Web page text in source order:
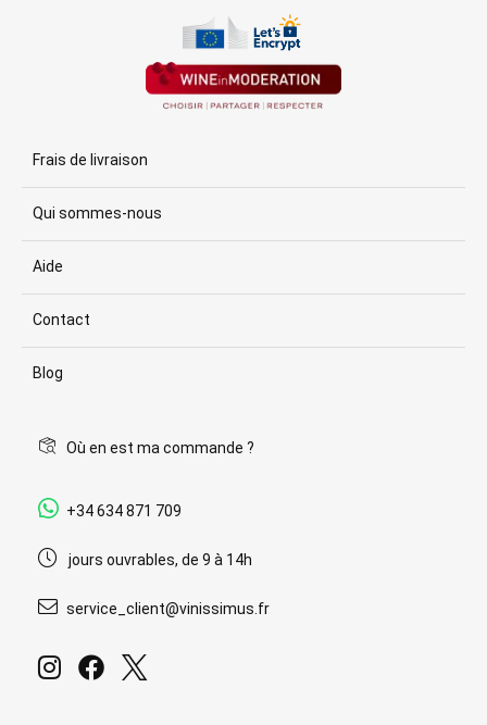
Frais de livraison
Qui sommes-nous
Aide
Contact
Blog
Où en est ma commande ?
+34 634 871 709
jours ouvrables, de 9 à 14h
service_client@vinissimus.fr